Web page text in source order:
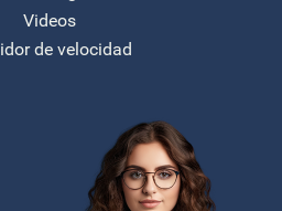
Videos
de velocidad